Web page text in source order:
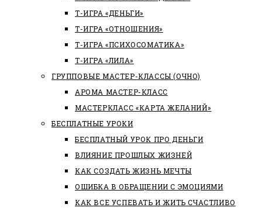
Т-ИГРА «ДЕНЬГИ»
Т-ИГРА «ОТНОШЕНИЯ»
Т-ИГРА «ПСИХОСОМАТИКА»
Т-ИГРА «ЛИЛА»
ГРУППОВЫЕ МАСТЕР-КЛАССЫ (ОЧНО)
АРОМА МАСТЕР-КЛАСС
МАСТЕРКЛАСС «КАРТА ЖЕЛАНИЙ»
БЕСПЛАТНЫЕ УРОКИ
БЕСПЛАТНЫЙ УРОК ПРО ДЕНЬГИ
ВЛИЯНИЕ ПРОШЛЫХ ЖИЗНЕЙ
КАК СОЗДАТЬ ЖИЗНЬ МЕЧТЫ
ОШИБКА В ОБРАЩЕНИИ С ЭМОЦИЯМИ
КАК ВСЕ УСПЕВАТЬ И ЖИТЬ СЧАСТЛИВО